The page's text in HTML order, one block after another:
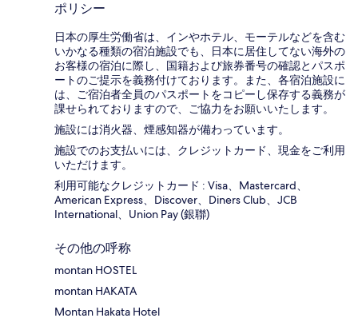
ポリシー
日本の厚生労働省は、インやホテル、モーテルなどを含む
いかなる種類の宿泊施設でも、日本に​居住してない海外の
お客様の宿泊に際し、国籍および旅券番号の確認とパスポ
ートのご提示を義務付け​ております。また、各宿泊施設に
は、ご宿泊者全員のパスポートをコピーし保存する義務が
課せられておりますの​で、ご協力をお願いいたします。
施設には消火器、煙感知器が備わっています。
施設でのお支払いには、クレジットカード、現金をご利用
いただけます。
利用可能なクレジットカード : Visa、Mastercard、
American Express、Discover、Diners Club、JCB
International、Union Pay (銀聯)
その他の呼称
montan HOSTEL
montan HAKATA
Montan Hakata Hotel